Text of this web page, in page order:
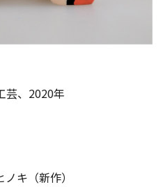
芸、2020年
キ（新作）